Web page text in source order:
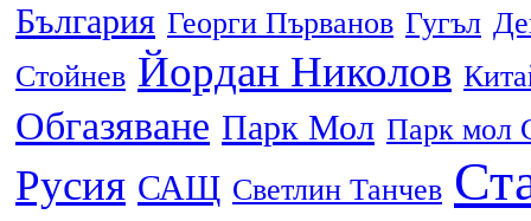
България Георги Първанов Гугъл
Стойнев Йордан Николов
Обгазяване Парк Мол Парк мол
Русия САЩ Светлин Танчев